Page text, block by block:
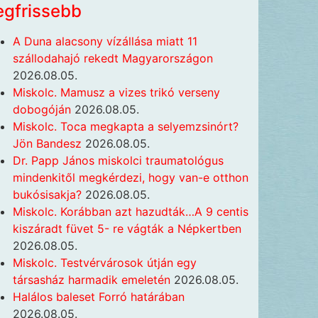
A Duna alacsony vízállása miatt 11
szállodahajó rekedt Magyarországon
2026.08.05.
Miskolc. Mamusz a vizes trikó verseny
dobogóján 2026.08.05.
Miskolc. Toca megkapta a selyemzsinórt?
Jön Bandesz 2026.08.05.
Dr. Papp János miskolci traumatológus
mindenkitől megkérdezi, hogy van-e otthon
bukósisakja? 2026.08.05.
Miskolc. Korábban azt hazudták…A 9 centis
kiszáradt füvet 5- re vágták a Népkertben
2026.08.05.
Miskolc. Testvérvárosok útján egy
társasház harmadik emeletén 2026.08.05.
Halálos baleset Forró határában
2026.08.05.